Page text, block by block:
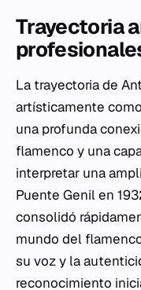
Trayectoria
La trayectoria de
artísticamente
una profunda
flamenco y una
interpretar una
Puente Genil en
consolidó
mundo del
su voz y la
reconocimiento